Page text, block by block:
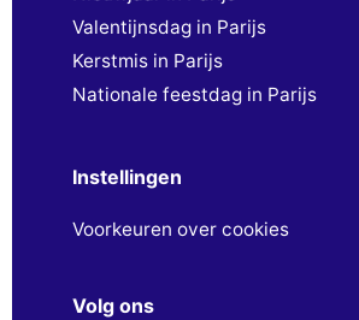
Valentijnsdag in Parijs
Kerstmis in Parijs
Nationale feestdag in Parijs
Instellingen
Voorkeuren over cookies
Volg ons